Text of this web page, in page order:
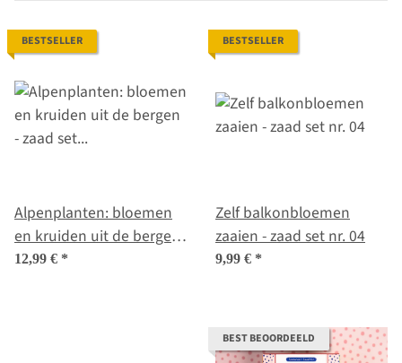
BESTSELLER
Alpenplanten: bloemen
en kruiden uit de bergen
- zaad set nr. 31
12,99 € *
BESTSELLER
Zelf balkonbloemen
zaaien - zaad set nr. 04
9,99 € *
BEST BEOORDEELD